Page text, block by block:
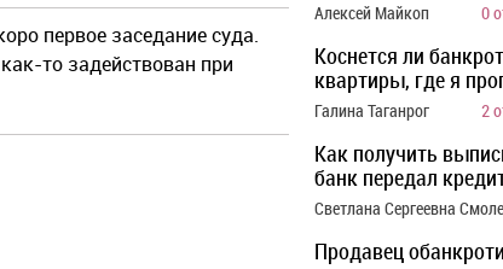
первое заседание суда.
то задействован при
Алексей Майкоп 0
Коснется ли
квартиры, где я
Галина Таганрог 2
Как получить
банк передал
Светлана Сергеевна
Продавец